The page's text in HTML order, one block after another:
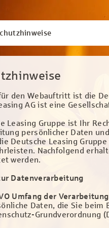
den Webauftritt ist die
AG ist eine
Leasing Gruppe ist Ihr
persönlicher Daten
Deutsche Leasing
Nachfolgend
werden.
Datenverarbeitung
Umfang der
Daten, die Sie
Grundverordnung